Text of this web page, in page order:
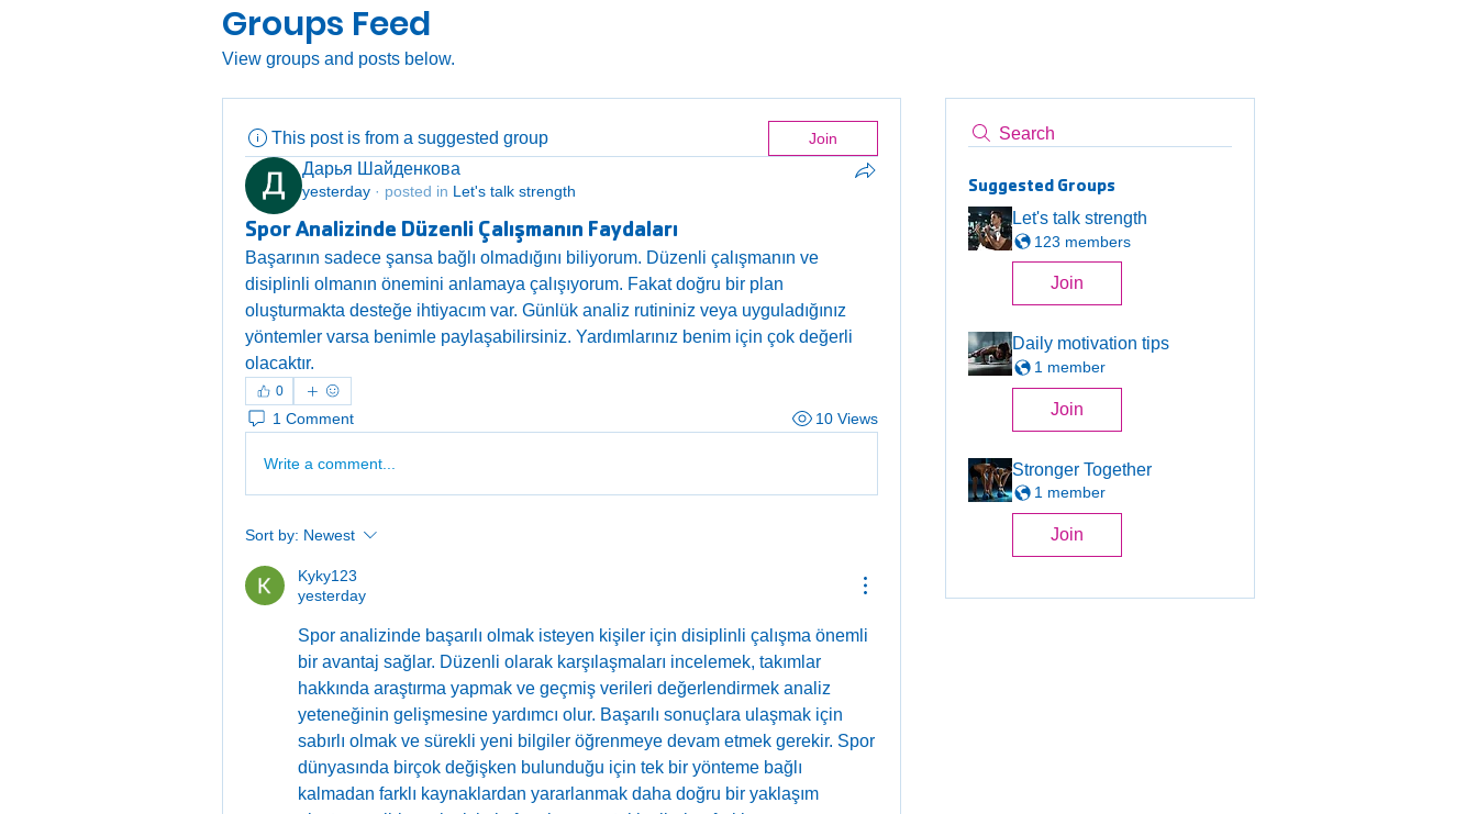
Groups Feed
View groups and posts below.
Search
Suggested Groups
Let's talk strength
123 members
Join
Daily motivation tips
1 member
Join
Stronger Together
1 member
Join
This post is from a suggested group Join
Дарья Шайденкова
yesterday · posted in Let's talk strength
Spor Analizinde Düzenli Çalışmanın Faydaları
Başarının sadece şansa bağlı olmadığını biliyorum. Düzenli çalışmanın ve
disiplinli olmanın önemini anlamaya çalışıyorum. Fakat doğru bir plan
oluşturmakta desteğe ihtiyacım var. Günlük analiz rutininiz veya uyguladığınız
yöntemler varsa benimle paylaşabilirsiniz. Yardımlarınız benim için çok değerli
olacaktır.
0
1 Comment 10 Views
Write a comment...
Sort by: Newest
Kyky123
yesterday
Spor analizinde başarılı olmak isteyen kişiler için disiplinli çalışma önemli
bir avantaj sağlar. Düzenli olarak karşılaşmaları incelemek, takımlar
hakkında araştırma yapmak ve geçmiş verileri değerlendirmek analiz
yeteneğinin gelişmesine yardımcı olur. Başarılı sonuçlara ulaşmak için
sabırlı olmak ve sürekli yeni bilgiler öğrenmeye devam etmek gerekir. Spor
dünyasında birçok değişken bulunduğu için tek bir yönteme bağlı
kalmadan farklı kaynaklardan yararlanmak daha doğru bir yaklaşım